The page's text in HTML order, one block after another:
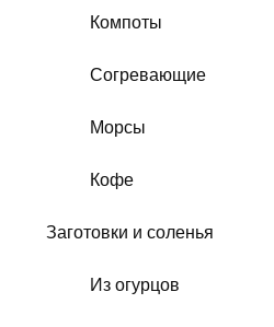
Компоты
Согревающие
Морсы
Кофе
Заготовки и соленья
Из огурцов